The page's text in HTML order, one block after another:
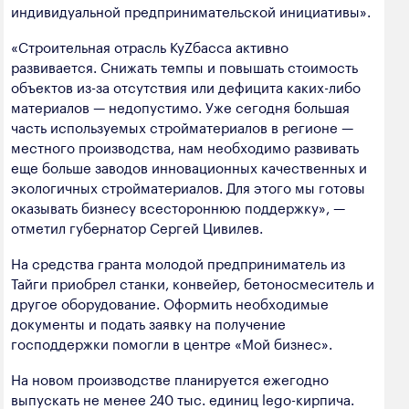
полезных ископаемых
Лёгкая промышленность
Лесная промышленность
Пищевая промышленность
Создание сайта — Мэйк
индивидуальной предпринимательской инициативы».
«Строительная отрасль КуZбасса активно
развивается. Снижать темпы и повышать стоимость
объектов из-за отсутствия или дефицита каких-либо
материалов — недопустимо. Уже сегодня большая
часть используемых стройматериалов в регионе —
местного производства, нам необходимо развивать
еще больше заводов инновационных качественных и
экологичных стройматериалов. Для этого мы готовы
оказывать бизнесу всестороннюю поддержку», —
отметил губернатор Сергей Цивилев.
На средства гранта молодой предприниматель из
Тайги приобрел станки, конвейер, бетоносмеситель и
другое оборудование. Оформить необходимые
документы и подать заявку на получение
господдержки помогли в центре «Мой бизнес».
На новом производстве планируется ежегодно
выпускать не менее 240 тыс. единиц lego-кирпича.